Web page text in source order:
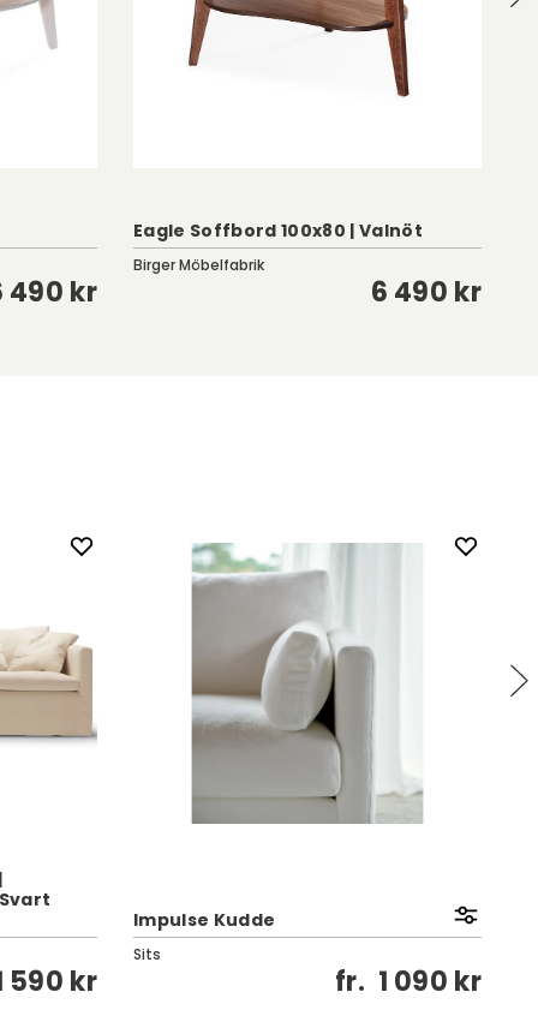
490 kr
Eagle Soffbord 100x80 | Valnöt
Birger Möbelfabrik
6 490 kr
590 kr
Impulse Kudde
Sits
fr. 1 090 kr